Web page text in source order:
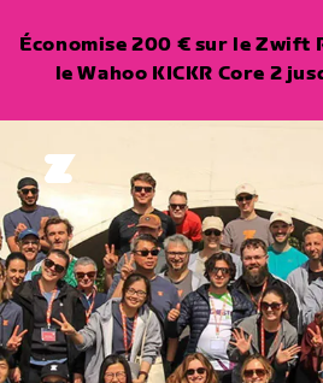
Économise 200 € sur le Zwift
le Wahoo KICKR Core 2